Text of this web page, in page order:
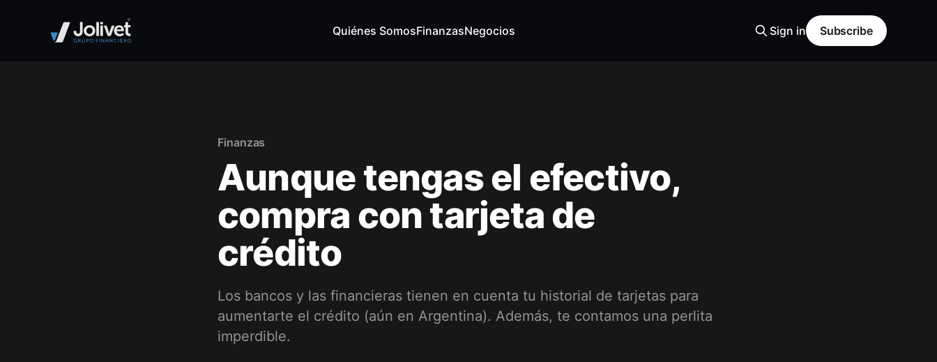
Quiénes SomosFinanzasNegocios Sign in Subscribe
Finanzas
Aunque tengas el efectivo,
compra con tarjeta de
crédito
Los bancos y las financieras tienen en cuenta tu historial de tarjetas para
aumentarte el crédito (aún en Argentina). Además, te contamos una perlita
imperdible.